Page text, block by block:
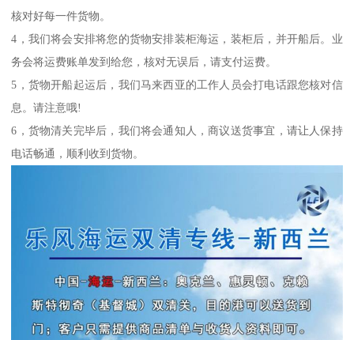
核对好每一件货物。
4，我们将会安排将您的货物安排装柜海运，装柜后，并开船后。业
务会将运费账单发到给您，核对无误后，请支付运费。
5，货物开船起运后，我们马来西亚的工作人员会打电话跟您核对信
息。请注意哦!
6，货物清关完毕后，我们将会通知人，商议送货事宜，请让人保持
电话畅通，顺利收到货物。